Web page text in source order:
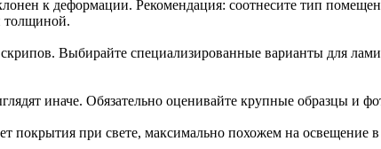
к деформации. Рекомендация: соотнесите тип
толщиной.
Выбирайте специализированные варианты для
иначе. Обязательно оценивайте крупные образцы и
покрытия при свете, максимально похожем на освещение